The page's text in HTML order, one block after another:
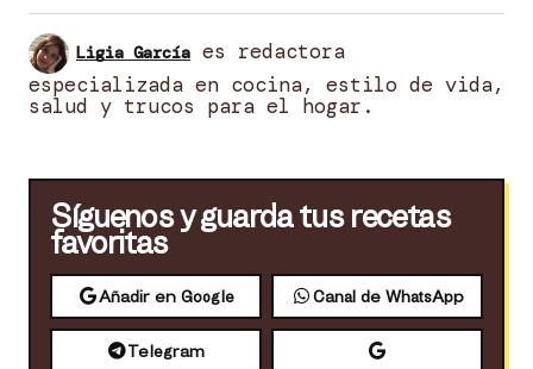
Ligia García es redactora
especializada en cocina, estilo de vida,
salud y trucos para el hogar.
Síguenos y guarda tus recetas
favoritas
Añadir en Google Canal de WhatsApp
Telegram